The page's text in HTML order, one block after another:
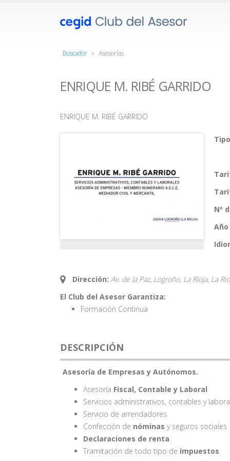
Buscador » Asesorías
ENRIQUE M. RIBÉ GARRIDO
ENRIQUE M. RIBÉ GARRIDO
Nº
Dirección: Av. de la Paz, Logroño, La Rioja, La
El Club del Asesor Garantiza:
Formación Continua
DESCRIPCIÓN
Asesoría de Empresas y Autónomos.
Asesoría Fiscal, Contable y Laboral
Servicios administrativos, contables y
Servicio de arrendadores.
Confección de nóminas y seguros sociales
Declaraciones de renta.
Tramitación de todo tipo de impuestos.